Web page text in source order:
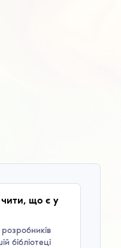
що є у
бібліотеці